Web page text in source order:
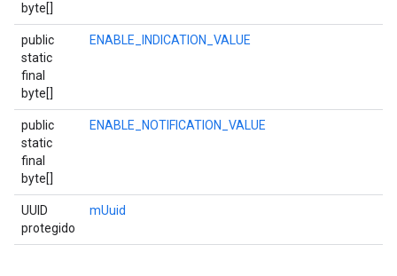
byte[]
public
static
final
byte[]
ENABLE_INDICATION_VALUE
public
static
final
byte[]
ENABLE_NOTIFICATION_VALUE
UUID
protegido
mUuid